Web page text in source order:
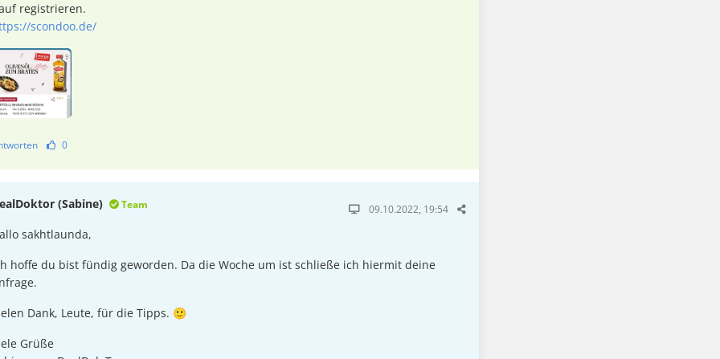
registrieren.
scondoo.de/
0
(Sabine) Team 09.10.2022, 19:54
sakhtlaunda,
hoffe du bist fündig geworden. Da die Woche um ist schließe ich hiermit deine
Dank, Leute, für die Tipps. 🙂
Grüße